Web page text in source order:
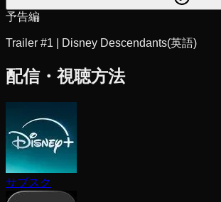
予告編
Trailer #1 | Disney Descendants(英語)
配信・視聴方法
サブスク